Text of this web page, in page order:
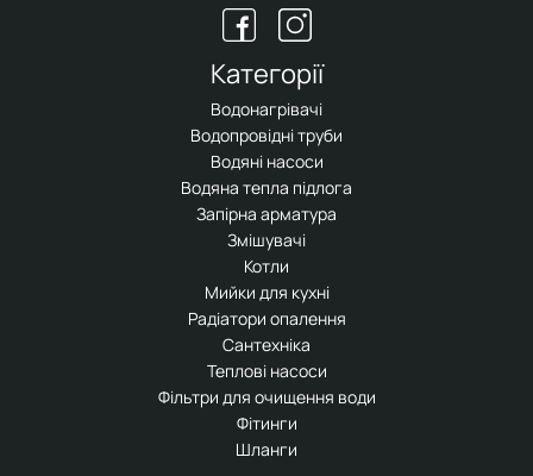
Категорії
Водонагрівачі
Водопровідні труби
Водяні насоси
Водяна тепла підлога
Запірна арматура
Змішувачі
Котли
Мийки для кухні
Радіатори опалення
Сантехніка
Теплові насоси
Фільтри для очищення води
Фітинги
Шланги